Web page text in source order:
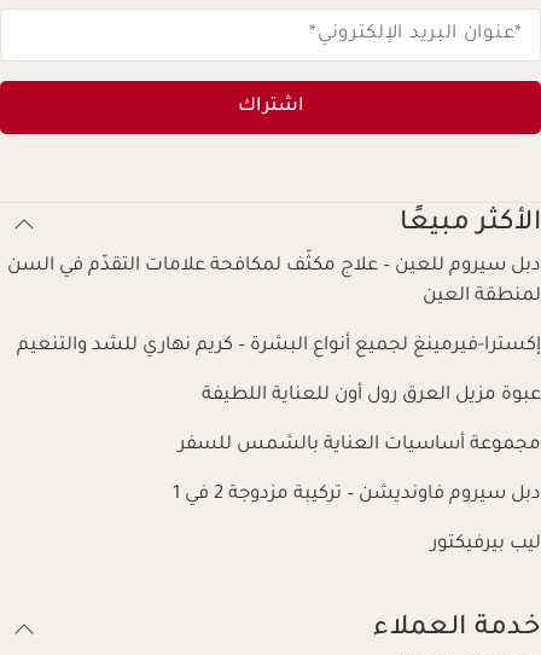
*عنوان البريد الإلكتروني*
اشتراك
الأكثر مبيعًا
دبل سيروم للعين – علاج مكثّف لمكافحة علامات التقدّم في السن
لمنطقة العين
إكسترا-فيرمينغ لجميع أنواع البشرة – كريم نهاري للشد والتنعيم
عبوة مزيل العرق رول أون للعناية اللطيفة
مجموعة أساسيات العناية بالشمس للسفر
دبل سيروم فاونديشن – تركيبة مزدوجة 2 في 1
ليب بيرفيكتور
خدمة العملاء